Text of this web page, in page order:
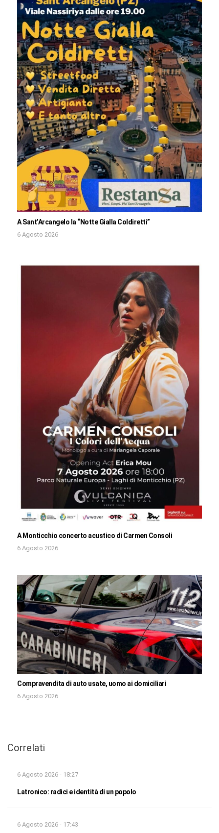
A Sant’Arcangelo la “Notte Gialla Coldiretti”
6 Agosto 2026
A Monticchio concerto acustico di Carmen Consoli
6 Agosto 2026
Compravendita di auto usate, uomo ai domiciliari
6 Agosto 2026
Correlati
6 Agosto 2026 - 18:27
Latronico: radici e identità di un popolo
6 Agosto 2026 - 17:43